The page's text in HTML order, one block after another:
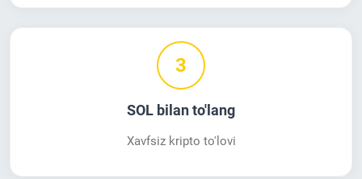
3
SOL bilan to'lang
Xavfsiz kripto to'lovi